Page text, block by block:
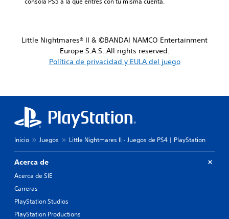
Little Nightmares® II & ©BANDAI NAMCO Entertainment
Europe S.A.S. All rights reserved.
Política de privacidad y EULA del juego
Inicio Juegos Little Nightmares II - Juegos de PS4 | PlayStation
Acerca de
Acerca de SIE
Carreras
PlayStation Studios
PlayStation Productions